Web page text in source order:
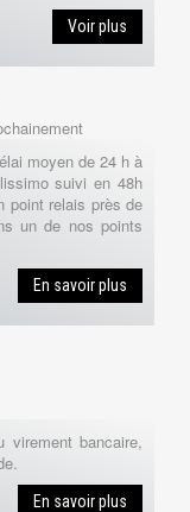
Voir plus
moyen de 24 h à
suivi en 48h
point relais près de
un de nos points
En savoir plus
virement bancaire,
En savoir plus